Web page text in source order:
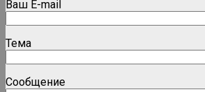
Ваш E-mail
Тема
Сообщение